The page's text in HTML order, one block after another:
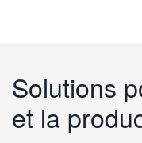
Solutions
et la